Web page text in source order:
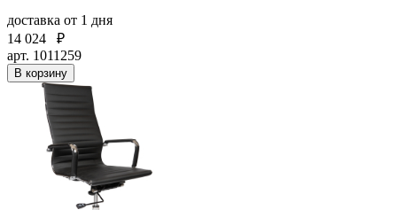
доставка от 1 дня
14 024
₽
арт. 1011259
В корзину